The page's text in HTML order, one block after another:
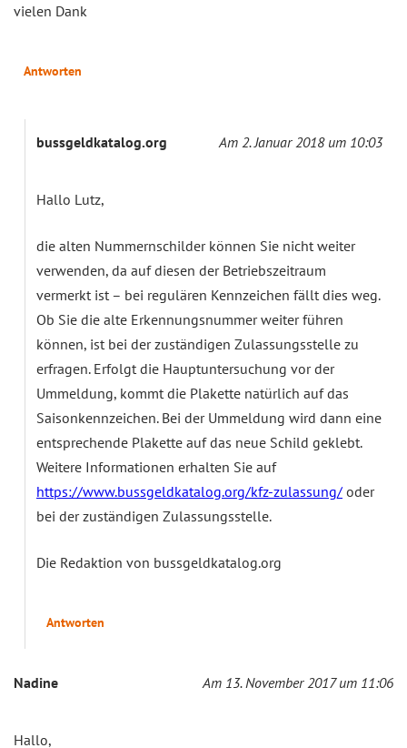
vielen Dank
Antworten
bussgeldkatalog.org Am 2. Januar 2018 um 10:03
Hallo Lutz,
die alten Nummernschilder können Sie nicht weiter
verwenden, da auf diesen der Betriebszeitraum
vermerkt ist – bei regulären Kennzeichen fällt dies weg.
Ob Sie die alte Erkennungsnummer weiter führen
können, ist bei der zuständigen Zulassungsstelle zu
erfragen. Erfolgt die Hauptuntersuchung vor der
Ummeldung, kommt die Plakette natürlich auf das
Saisonkennzeichen. Bei der Ummeldung wird dann eine
entsprechende Plakette auf das neue Schild geklebt.
Weitere Informationen erhalten Sie auf
https://www.bussgeldkatalog.org/kfz-zulassung/ oder
bei der zuständigen Zulassungsstelle.
Die Redaktion von bussgeldkatalog.org
Antworten
Nadine Am 13. November 2017 um 11:06
Hallo,